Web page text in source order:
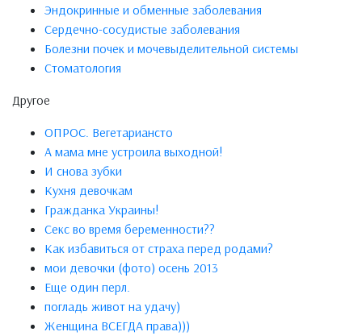
Эндокринные и обменные заболевания
Сердечно-сосудистые заболевания
Болезни почек и мочевыделительной системы
Стоматология
Другое
ОПРОС. Вегетариансто
А мама мне устроила выходной!
И снова зубки
Кухня девочкам
Гражданка Украины!
Секс во время беременности??
Как избавиться от страха перед родами?
мои девочки (фото) осень 2013
Еще один перл.
погладь живот на удачу)
Женщина ВСЕГДА права)))